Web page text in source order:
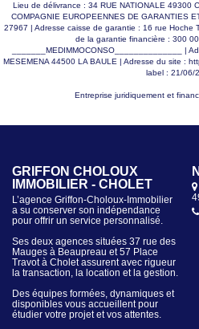
Lieu de délivrance : 34 RUE NATIONALE 49300
COMPAGNIE EUROPEENNES DE GARANTIES
27967 | Adresse caisse de garantie : 16 rue Hoche
de la garantie financière : 300
_______MEDIMMOCONSO______________ |
MESEMENA 44500 LA BAULE | Adresse du site :
label : 21/06/
Entreprise juridiquement et
GRIFFON CHOLOUX
IMMOBILIER - CHOLET
L’agence Griffon-Choloux-Immobilier
a su conserver son indépendance
pour offrir un service personnalisé.
Ses deux agences situées 37 rue des
Mauges à Beaupreau et 57 Place
Travot à Cholet assurent avec rigueur
la transaction, la location et la gestion.
Des équipes formées, dynamiques et
disponibles vous accueillent pour
étudier votre projet et vos attentes.